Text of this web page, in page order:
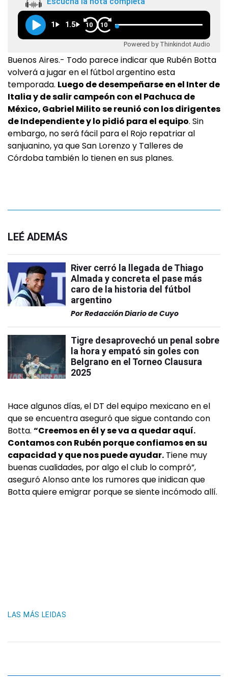
1 1.5 10 10
Powered by Thinkindot Audio
Buenos Aires.- Todo parece indicar que Rubén Botta
volverá a jugar en el fútbol argentino esta
temporada. Luego de desempeñarse en el Inter de
Italia y de salir campeón con el Pachuca de
México, Gabriel Milito se reunió con los dirigentes
de Independiente y lo pidió para el equipo. Sin
embargo, no será fácil para el Rojo repatriar al
sanjuanino, ya que San Lorenzo y Talleres de
Córdoba también lo tienen en sus planes.
LEÉ ADEMÁS
River cerró la llegada de Thiago
Almada y concreta el pase más
caro de la historia del fútbol
argentino
PorRedacción Diario de Cuyo
Tigre desaprovechó un penal sobre
la hora y empató sin goles con
Belgrano en el Torneo Clausura
2025
Hace algunos días, el DT del equipo mexicano en el
que se encuentra aseguró que sigue contando con
Botta. “Creemos en él y se va a quedar aquí.
Contamos con Rubén porque confiamos en su
capacidad y que nos puede ayudar. Tiene muy
buenas cualidades, por algo el club lo compró”,
aseguró Alonso ante los rumores que inidican que
Botta quiere emigrar porque se siente incómodo allí.
LAS MÁS LEIDAS